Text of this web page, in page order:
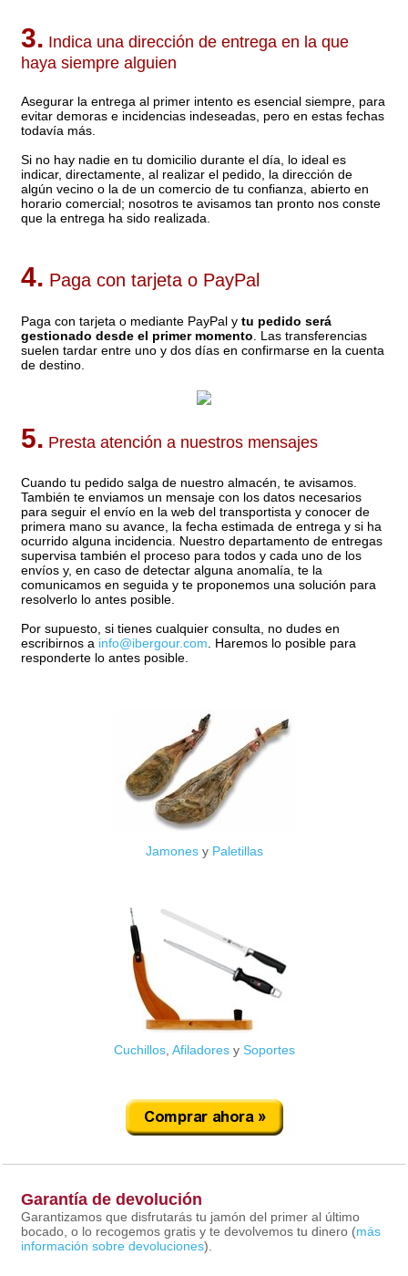
3. Indica una dirección de entrega en la que
haya siempre alguien
Asegurar la entrega al primer intento es esencial siempre, para
evitar demoras e incidencias indeseadas, pero en estas fechas
todavía más.
Si no hay nadie en tu domicilio durante el día, lo ideal es
indicar, directamente, al realizar el pedido, la dirección de
algún vecino o la de un comercio de tu confianza, abierto en
horario comercial; nosotros te avisamos tan pronto nos conste
que la entrega ha sido realizada.
4. Paga con tarjeta o PayPal
Paga con tarjeta o mediante PayPal y tu pedido será
gestionado desde el primer momento . Las transferencias
suelen tardar entre uno y dos días en confirmarse en la cuenta
de destino.
5. Presta atención a nuestros mensajes
Cuando tu pedido salga de nuestro almacén, te avisamos.
También te enviamos un mensaje con los datos necesarios
para seguir el envío en la web del transportista y conocer de
primera mano su avance, la fecha estimada de entrega y si ha
ocurrido alguna incidencia. Nuestro departamento de entregas
supervisa también el proceso para todos y cada uno de los
envíos y, en caso de detectar alguna anomalía, te la
comunicamos en seguida y te proponemos una solución para
resolverlo lo antes posible.
Por supuesto, si tienes cualquier consulta, no dudes en
escribirnos a info@ibergour.com . Haremos lo posible para
responderte lo antes posible.
Jamonesy Paletillas
Cuchillos, Afiladoresy Soportes
Garantía de devolución
Garantizamos que disfrutarás tu jamón del primer al último
bocado, o lo recogemos gratis y te devolvemos tu dinero (más
información sobre devoluciones).